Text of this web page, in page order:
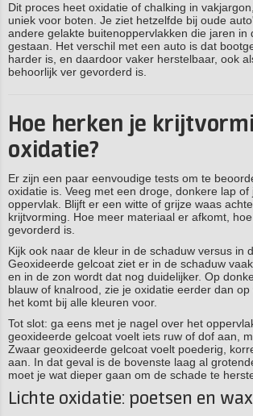
Dit proces heet oxidatie of chalking in
uniek voor boten. Je ziet hetzelfde bij oude
andere gelakte buitenoppervlakken die jaren in
gestaan. Het verschil met een auto is dat
harder is, en daardoor vaker herstelbaar, ook
behoorlijk ver gevorderd is.
Hoe herken je
oxidatie?
Er zijn een paar eenvoudige tests om te
oxidatie is. Veeg met een droge, donkere lap
oppervlak. Blijft er een witte of grijze waas
krijtvorming. Hoe meer materiaal er afkomt,
gevorderd is.
Kijk ook naar de kleur in de schaduw versus in
Geoxideerde gelcoat ziet er in de schaduw
en in de zon wordt dat nog duidelijker. Op
blauw of knalrood, zie je oxidatie eerder dan
het komt bij alle kleuren voor.
Tot slot: ga eens met je nagel over het
geoxideerde gelcoat voelt iets ruw of dof aan,
Zwaar geoxideerde gelcoat voelt poederig,
aan. In dat geval is de bovenste laag al
moet je wat dieper gaan om de schade te
Lichte oxidatie: poetsen en